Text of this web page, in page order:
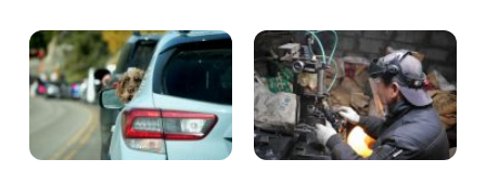
Hvor skal I tage hen for at spise? Skal ...